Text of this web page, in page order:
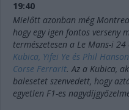
19:40
Mielőtt azonban még
hogy egy igen fontos verseny
természetesen a Le Mans-i
Kubica, Yifei Ye és Phil
Corse Ferrarit. Az a Kubica,
balesetet szenvedett, hogy
egyetlen F1-es